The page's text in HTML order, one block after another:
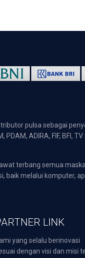
pulsa sebagai
PDAM, ADIRA, FIF,
terbang semua
baik melalui komputer,
LINK
yang selalu berinovasi
dengan visi dan misi